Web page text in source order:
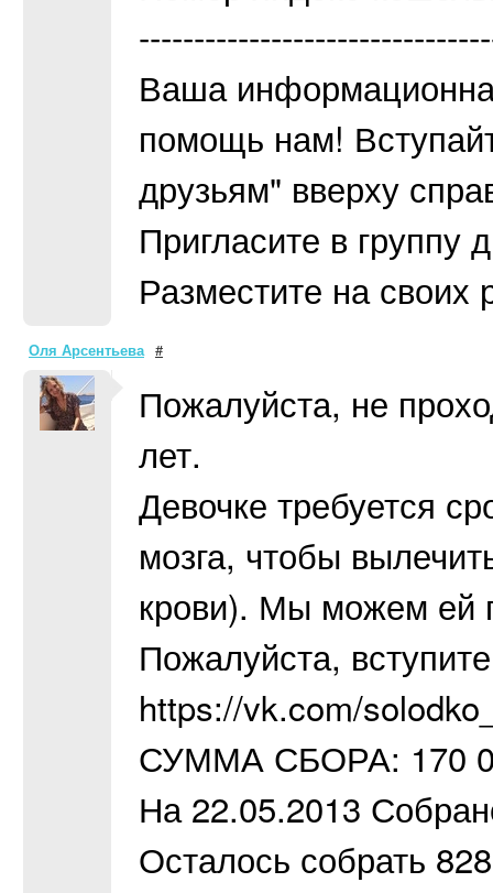
Ваша
помощь нам!
друзьям" вверху
Пригласите в группу
Разместите на своих
Оля Арсентьева #
Пожалуйста, не
лет.
Девочке требуется
мозга, чтобы
крови). Мы можем ей
Пожалуйста,
https://vk.com/
СУММА СБОРА: 170
На 22.05.2013
Осталось собрать